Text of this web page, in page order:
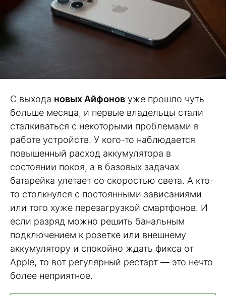
С выхода новых Айфонов уже прошло чуть
больше месяца, и первые владельцы стали
сталкиваться с некоторыми проблемами в
работе устройств. У кого-то наблюдается
повышенный расход аккумулятора в
состоянии покоя, а в базовых задачах
батарейка улетает со скоростью света. А кто-
то столкнулся с постоянными зависаниями
или того хуже перезагрузкой смартфонов. И
если разряд можно решить банальным
подключением к розетке или внешнему
аккумулятору и спокойно ждать фикса от
Apple, то вот регулярный рестарт — это нечто
более неприятное.